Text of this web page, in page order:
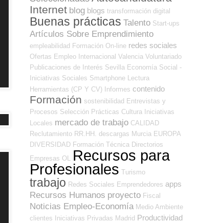
Internet blog blogs transformación digital
Buenas prácticas Talento Start-ups
Artículos Sobre Emprendimiento
empleabilidad Formación On-line redes sociales
Ofertas Empleo Internacional Valencia Voluntariado
Publicaciones de Interés Sevilla Economía Social -
Iniciativas Sociales Smartphone
Lectura
Herramientas (CP Y CV) Informes contenido
Formación sostenibilidad Entrevistas y
Procesos Selección Prácticas Cultura
Iniciativas
Locales mercado de trabajo CALIDAD
Reclutamiento RR.HH.
descargas Murcia EUROPA
DIVERSIDAD Formación Técnica Directorios
Empresas OL
Recursos para
Profesionales Turismo
trabajo Redes Sociales Emprendedores apps
Recursos Humanos proyecto Fiscal
Noticias Empleo-Economía Medio Ambiente
clientes
Iniciativas Privadas Madrid Productividad